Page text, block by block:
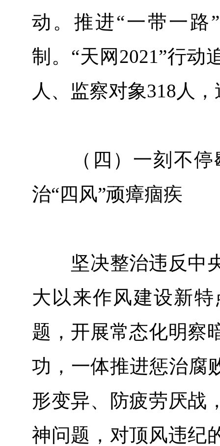
动。推进“一带一路
制。“天网2021”行动
人、监察对象318人
（四）一刻不停
治“四风”顽瘴痼疾
坚决整治违反中央
大以来作风建设新
题，开展常态化明察
功，一体推进惩治腐
形变异、防疲劳厌战
神问题，对顶风违纪